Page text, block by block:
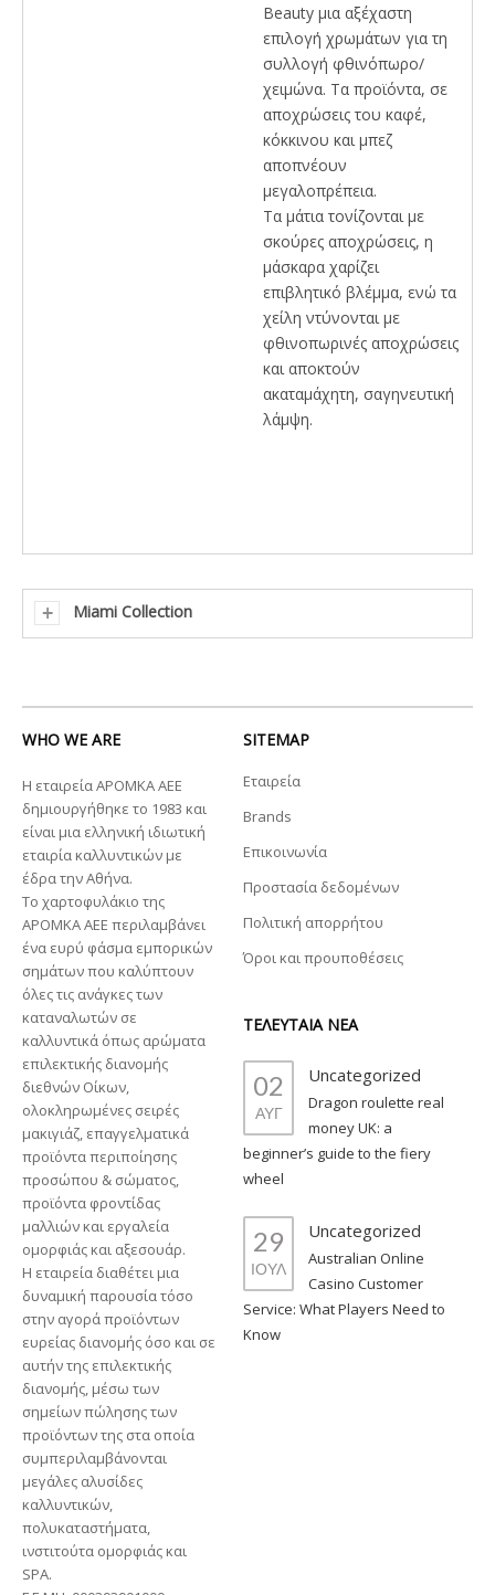
Beauty μια αξέχαστη
επιλογή χρωμάτων για τη
συλλογή φθινόπωρο/
χειμώνα. Τα προϊόντα, σε
αποχρώσεις του καφέ,
κόκκινου και μπεζ
αποπνέουν
μεγαλοπρέπεια.
Τα μάτια τονίζονται με
σκούρες αποχρώσεις, η
μάσκαρα χαρίζει
επιβλητικό βλέμμα, ενώ τα
χείλη ντύνονται με
φθινοπωρινές αποχρώσεις
και αποκτούν
ακαταμάχητη, σαγηνευτική
λάμψη.
Miami Collection
WHO WE ARE
Η εταιρεία ΑΡΟΜΚΑ ΑΕΕ
δημιουργήθηκε το 1983 και
είναι μια ελληνική ιδιωτική
εταιρία καλλυντικών με
έδρα την Αθήνα.
Το χαρτοφυλάκιο της
ΑΡΟΜΚΑ ΑΕΕ περιλαμβάνει
ένα ευρύ φάσμα εμπορικών
σημάτων που καλύπτουν
όλες τις ανάγκες των
καταναλωτών σε
καλλυντικά όπως αρώματα
επιλεκτικής διανομής
διεθνών Οίκων,
ολοκληρωμένες σειρές
μακιγιάζ, επαγγελματικά
προϊόντα περιποίησης
προσώπου & σώματος,
προϊόντα φροντίδας
μαλλιών και εργαλεία
ομορφιάς και αξεσουάρ.
Η εταιρεία διαθέτει μια
δυναμική παρουσία τόσο
στην αγορά προϊόντων
ευρείας διανομής όσο και σε
αυτήν της επιλεκτικής
διανομής, μέσω των
σημείων πώλησης των
προϊόντων της στα οποία
συμπεριλαμβάνονται
μεγάλες αλυσίδες
καλλυντικών,
πολυκαταστήματα,
ινστιτούτα ομορφιάς και
SPA.
SITEMAP
Εταιρεία
Brands
Επικοινωνία
Προστασία δεδομένων
Πολιτική απορρήτου
Όροι και προυποθέσεις
ΤΕΛΕΥΤΑΙΑ ΝΕΑ
02
ΑΥΓ
Uncategorized
Dragon roulette real
money UK: a
beginner’s guide to the fiery
wheel
29
ΙΟΥΛ
Uncategorized
Australian Online
Casino Customer
Service: What Players Need to
Know